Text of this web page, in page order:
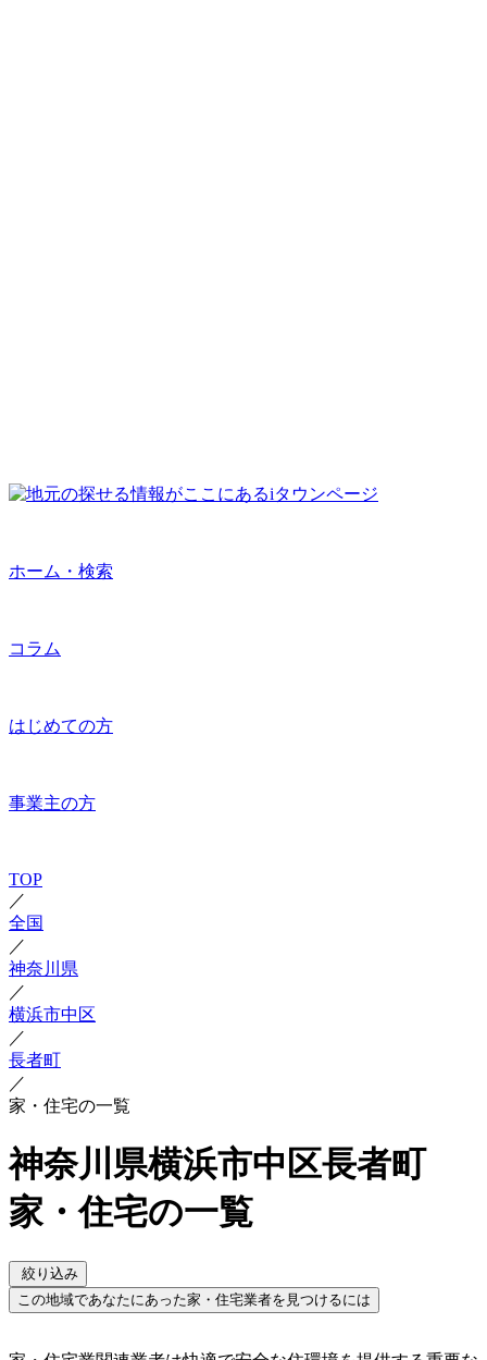
ホーム・検索
コラム
はじめての方
事業主の方
TOP
／
全国
／
神奈川県
／
横浜市中区
／
長者町
／
家・住宅の一覧
神奈川県横浜市中区長者町
家・住宅の一覧
絞り込み
この地域であなたにあった家・住宅業者を見つけるには